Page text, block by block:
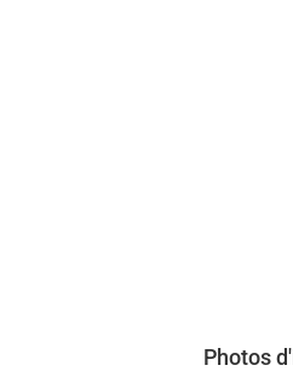
Photos